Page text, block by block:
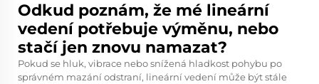
Odkud poznám, že mé lineární
vedení potřebuje výměnu, nebo
stačí jen znovu namazat?
Pokud se hluk, vibrace nebo snížená hladkost pohybu po
správném mazání odstraní, lineární vedení může být stále